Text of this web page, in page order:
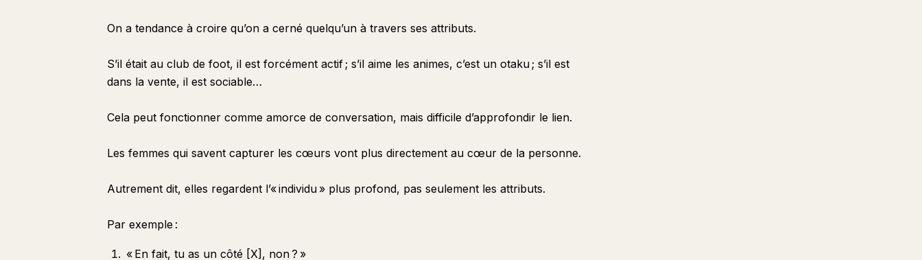
On a tendance à croire qu’on a cerné quelqu’un à travers ses attributs.
S’il était au club de foot, il est forcément actif ; s’il aime les animes, c’est un otaku ; s’il est
dans la vente, il est sociable…
Cela peut fonctionner comme amorce de conversation, mais difficile d’approfondir le lien.
Les femmes qui savent capturer les cœurs vont plus directement au cœur de la personne.
Autrement dit, elles regardent l’« individu » plus profond, pas seulement les attributs.
Par exemple :
« En fait, tu as un côté [X], non ? »